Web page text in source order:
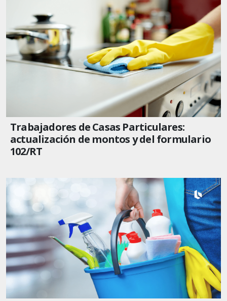
Trabajadores de Casas Particulares:
actualización de montos y del formulario
102/RT